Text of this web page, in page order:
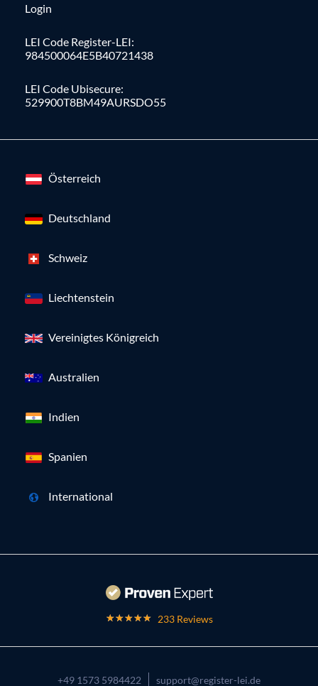
Login
LEI Code Register-LEI:
984500064E5B40721438
LEI Code Ubisecure:
529900T8BM49AURSDO55
Österreich
Deutschland
Schweiz
Liechtenstein
Vereinigtes Königreich
Australien
Indien
Spanien
International
233 Reviews
+49 1573 5984422 support@register-lei.de